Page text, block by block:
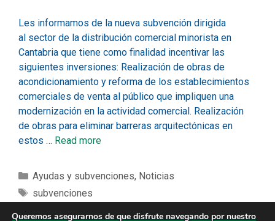
Les informamos de la nueva subvención dirigida
al sector de la distribución comercial minorista en
Cantabria que tiene como finalidad incentivar las
siguientes inversiones: Realización de obras de
acondicionamiento y reforma de los establecimientos
comerciales de venta al público que impliquen una
modernización en la actividad comercial. Realización
de obras para eliminar barreras arquitectónicas en
estos … Read more
Ayudas y subvenciones, Noticias
subvenciones
Queremos asegurarnos de que disfrute navegando por nuestro